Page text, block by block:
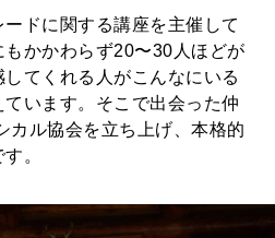
ドに関する講座を主催して
かかわらず20〜30人ほどが
てくれる人がこんなにいる
います。そこで出会った仲
カル協会を立ち上げ、本格的
。